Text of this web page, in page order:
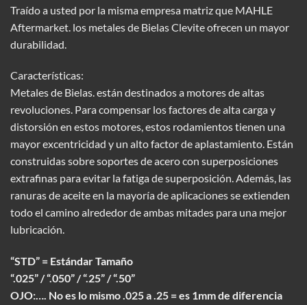
Traído a usted por la misma empresa matriz que MAHLE
Aftermarket. los metales de Bielas Clevite ofrecen un mayor
durabilidad.
Características:
Metales de Bielas. están destinados a motores de altas
revoluciones. Para compensar los factores de alta carga y
distorsión en estos motores, estos rodamientos tienen una
mayor excentricidad y un alto factor de aplastamiento. Están
construidas sobre soportes de acero con superposiciones
extrafinas para evitar la fatiga de superposición. Además, las
ranuras de aceite en la mayoría de aplicaciones se extienden
todo el camino alrededor de ambas mitades para una mejor
lubricación.
“STD” = Estándar Tamaño
“.025” / “.050” / “.25” / “.50”
OJO:…. No es lo mismo .025 a .25 = es 1mm de diferencia